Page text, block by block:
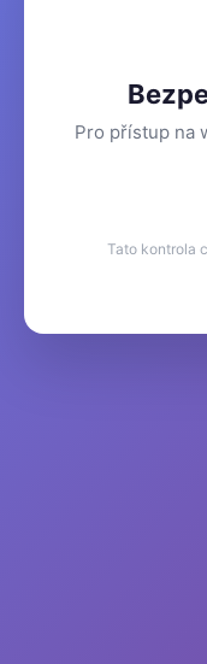
Pro přístup na
Tato kontrola